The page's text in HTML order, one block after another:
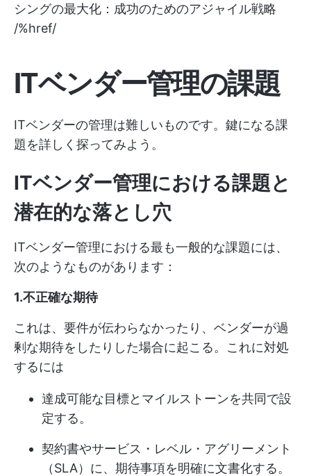
シングの最大化：成功のためのアジャイル戦略
/%href/
ITベンダー管理の課題
ITベンダーの管理は難しいものです。鍵になる課
題を詳しく探ってみよう。
ITベンダー管理における課題と
潜在的な落とし穴
ITベンダー管理における最も一般的な課題には、
次のようなものがあります：
1.不正確な期待
これは、要件が伝わらなかったり、ベンダーが過
剰な期待をしたりした場合に起こる。これに対処
するには
達成可能な目標とマイルストーンを共同で設
定する。
契約書やサービス・レベル・アグリーメント
（SLA）に、期待事項を明確に文書化する。